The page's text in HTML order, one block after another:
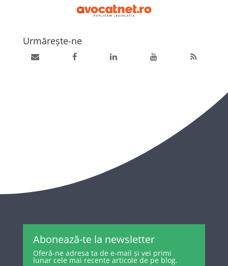
Urmărește-ne
Abonează-te la newsletter
Oferă-ne adresa ta de e-mail și vei primi
lunar cele mai recente articole de pe blog.